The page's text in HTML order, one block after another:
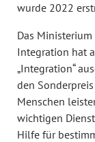
wurde 2022
Das
Integration hat
„Integration“
den
Menschen
wichtigen
Hilfe für